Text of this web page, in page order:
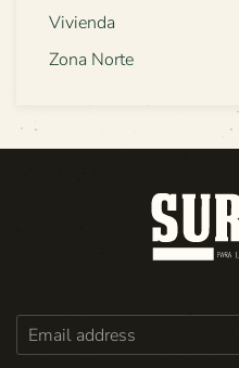
Vivienda
Zona Norte